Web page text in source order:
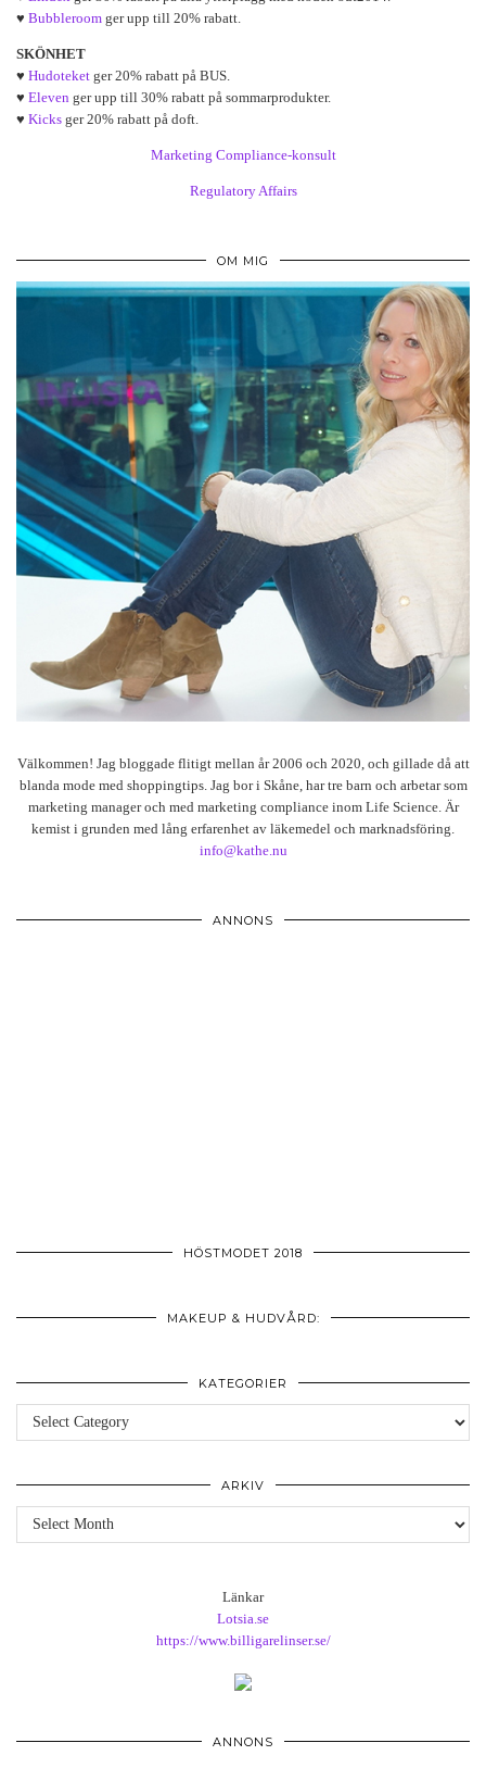
♥ Bubbleroom ger upp till 20% rabatt.
SKÖNHET
♥ Hudoteket ger 20% rabatt på BUS.
♥ Eleven ger upp till 30% rabatt på sommarprodukter.
♥ Kicks ger 20% rabatt på doft.
Marketing Compliance-konsult
Regulatory Affairs
OM MIG
Välkommen! Jag bloggade flitigt mellan år 2006 och 2020, och gillade då att
blanda mode med shoppingtips. Jag bor i Skåne, har tre barn och arbetar som
marketing manager och med marketing compliance inom Life Science. Är
kemist i grunden med lång erfarenhet av läkemedel och marknadsföring.
info@kathe.nu
ANNONS
HÖSTMODET 2018
MAKEUP & HUDVÅRD:
KATEGORIER
Kategorier
ARKIV
Arkiv
Länkar
Lotsia.se
https://www.billigarelinser.se/
ANNONS